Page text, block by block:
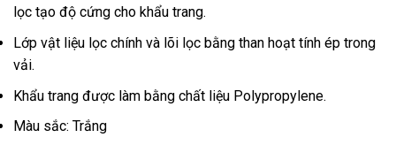
lọc tạo độ cứng cho khẩu trang.
Lớp vật liệu lọc chính và lõi lọc bằng than hoạt tính ép trong
vải.
Khẩu trang được làm bằng chất liệu Polypropylene.
Màu sắc: Trắng